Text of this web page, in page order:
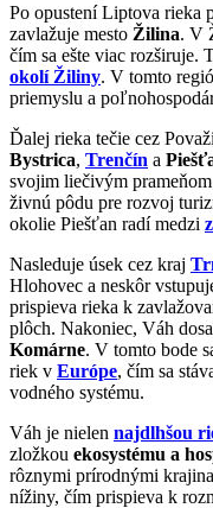
Po opustení Liptova rieka
zavlažuje mesto Žilina. V
čím sa ešte viac rozširuje.
okolí Žiliny. V tomto
priemyslu a
Ďalej rieka tečie cez
Bystrica, Trenčín a
svojim liečivým
živnú pôdu pre rozvoj
okolie Piešťan radí medzi
Nasleduje úsek cez kraj
Hlohovec a neskôr
prispieva rieka k
plôch. Nakoniec, Váh
Komárne. V tomto bode
riek v Európe, čím sa
vodného systému.
Váh je nielen najdlhšou
zložkou ekosystému a
rôznymi prírodnými
nížiny, čím prispieva k